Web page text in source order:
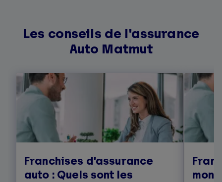
Les conseils de l'assurance
Auto Matmut
Franchises d’assurance
auto : Quels sont les